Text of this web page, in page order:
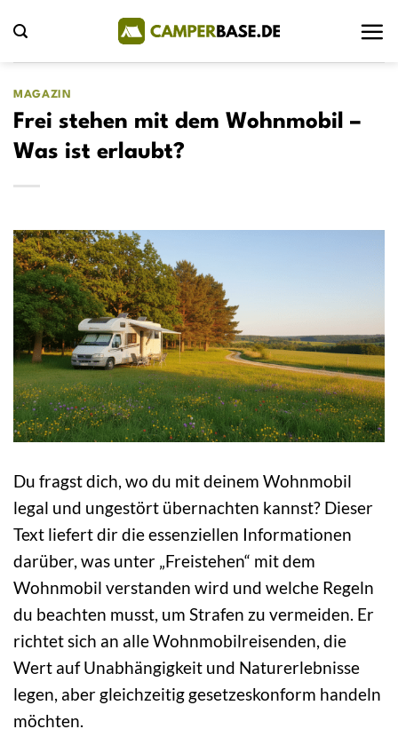
Inhalt
springen
MAGAZIN
Frei stehen mit dem Wohnmobil –
Was ist erlaubt?
Du fragst dich, wo du mit deinem Wohnmobil
legal und ungestört übernachten kannst? Dieser
Text liefert dir die essenziellen Informationen
darüber, was unter „Freistehen“ mit dem
Wohnmobil verstanden wird und welche Regeln
du beachten musst, um Strafen zu vermeiden. Er
richtet sich an alle Wohnmobilreisenden, die
Wert auf Unabhängigkeit und Naturerlebnisse
legen, aber gleichzeitig gesetzeskonform handeln
möchten.